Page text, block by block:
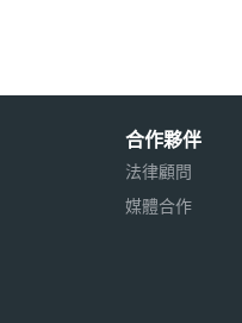
合作夥伴
法律顧問
媒體合作